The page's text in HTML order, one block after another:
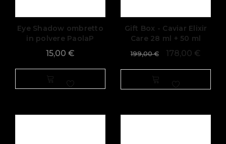
Eye Shadow ombretto
in polvere PaolaP
15,00 €
Gift Box - Caviar Elixir
Care 28 ml + 50 ml
199,00€ 178,00 €